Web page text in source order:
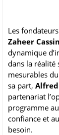
Les
Zaheer
dynamique
dans la réalité
mesurables
sa part, Alfred
partenariat
programme
confiance et
besoin.